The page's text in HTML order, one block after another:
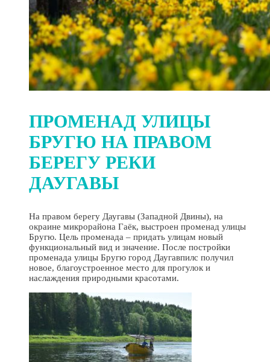
ПРОМЕНАД УЛИЦЫ
БРУГЮ НА ПРАВОМ
БЕРЕГУ РЕКИ
ДАУГАВЫ
На правом берегу Даугавы (Западной Двины), на
окраине микрорайона Гаёк, выстроен променад улицы
Бругю. Цель променада – придать улицам новый
функциональный вид и значение. После постройки
променада улицы Бругю город Даугавпилс получил
новое, благоустроенное место для прогулок и
наслаждения природными красотами.